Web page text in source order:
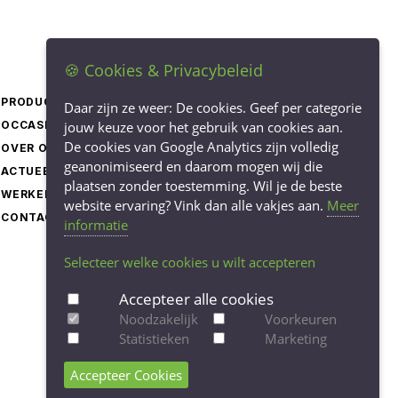
PRODUCTEN
OCCASIONS
OVER ONS
ACTUEEL
WERKEN BIJ
CONTACT
LEVERINGSVOORWAARDEN
PRIVACY STATEMENT
COOKIEBELEID
COOKIE-INSTELLINGEN
AANPASSEN
🍪 Cookies & Privacybeleid
Daar zijn ze weer: De cookies. Geef per categorie
jouw keuze voor het gebruik van cookies aan.
De cookies van Google Analytics zijn volledig
geanonimiseerd en daarom mogen wij die
plaatsen zonder toestemming. Wil je de beste
website ervaring? Vink dan alle vakjes aan. Meer
informatie
Selecteer welke cookies u wilt accepteren
Accepteer alle cookies
Noodzakelijk
Voorkeuren
Statistieken
Marketing
Accepteer Cookies